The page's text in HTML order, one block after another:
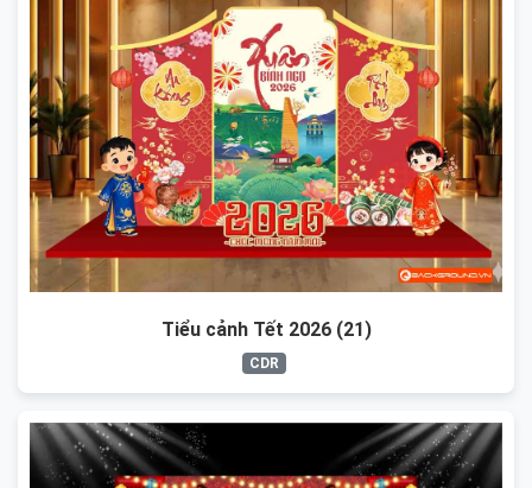
Tiểu cảnh Tết 2026 (21)
CDR